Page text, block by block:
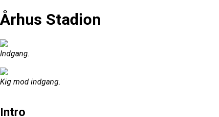
Århus Stadion
Indgang.
Kig mod indgang.
Intro